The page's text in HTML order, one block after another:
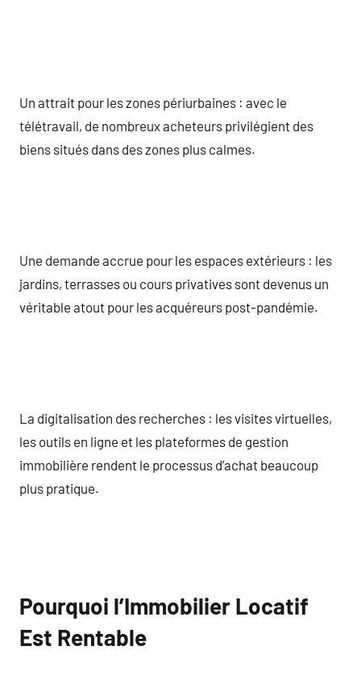
Un attrait pour les zones périurbaines : avec le
télétravail, de nombreux acheteurs privilégient des
biens situés dans des zones plus calmes.
Une demande accrue pour les espaces extérieurs : les
jardins, terrasses ou cours privatives sont devenus un
véritable atout pour les acquéreurs post-pandémie.
La digitalisation des recherches : les visites virtuelles,
les outils en ligne et les plateformes de gestion
immobilière rendent le processus d’achat beaucoup
plus pratique.
Pourquoi l’Immobilier Locatif
Est Rentable